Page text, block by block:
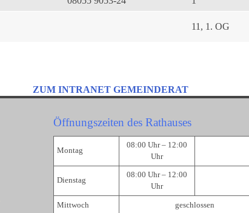
11, 1. OG
ZUM INTRANET GEMEINDERAT
Öffnungszeiten des Rathauses
Montag
08:00 Uhr – 12:00
Uhr
Dienstag
08:00 Uhr – 12:00
Uhr
Mittwoch geschlossen